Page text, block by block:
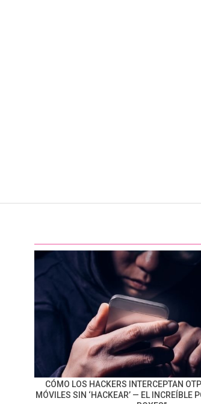
CÓMO LOS HACKERS INTERCEPTAN
MÓVILES SIN ‘HACKEAR’ — EL INCREÍBLE